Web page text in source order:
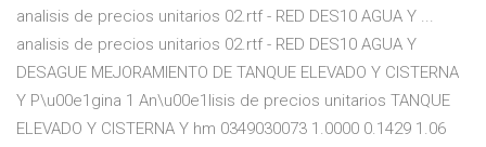
analisis de precios unitarios 02.rtf - RED DES10 AGUA Y ...
analisis de precios unitarios 02.rtf - RED DES10 AGUA Y
DESAGUE MEJORAMIENTO DE TANQUE ELEVADO Y CISTERNA
Y P\u00e1gina 1 An\u00e1lisis de precios unitarios TANQUE
ELEVADO Y CISTERNA Y hm 0349030073 1.0000 0.1429 1.06